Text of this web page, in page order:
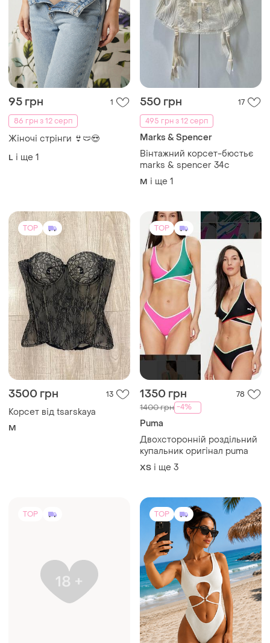
95 грн
1
86 грн з 12 серп
Жіночі стрінги 👙🩲😍
L і ще 1
550 грн
17
495 грн з 12 серп
Marks & Spencer
Вінтажний корсет-бюстьє
marks & spencer 34c
M і ще 1
TOP
3500 грн 13
Корсет від tsarskaya
M
TOP
1350 грн 78
1400 грн -4%
Puma
Двохсторонній роздільний
купальник оригінал puma
ХS і ще 3
TOP TOP